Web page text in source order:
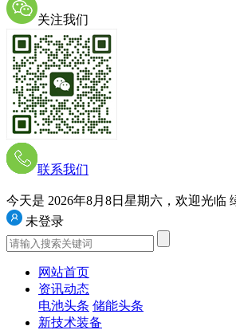
关注我们
联系我们
今天是 2026年8月8日星期六 ，欢迎光临
未登录
网站首页
资讯动态
电池头条 储能头条
新技术装备